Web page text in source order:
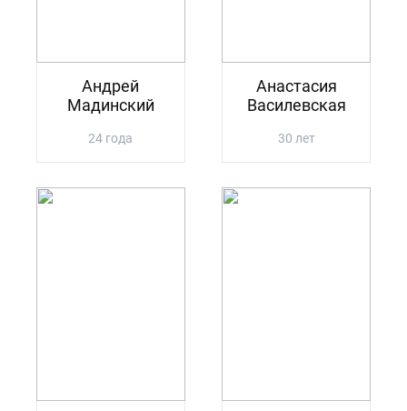
Андрей
Мадинский
24 года
Анастасия
Василевская
30 лет